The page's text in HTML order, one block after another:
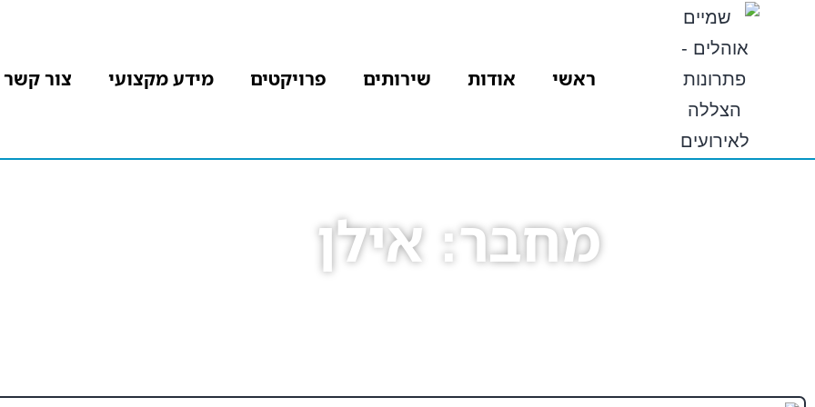
ראשי אודות שירותים פרויקטים מידע מקצועי צור קשר
מחבר:אילן